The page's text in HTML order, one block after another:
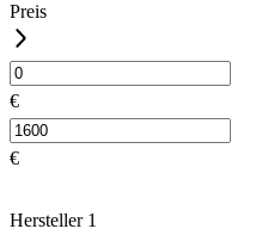
Preis
€
€
Hersteller 1